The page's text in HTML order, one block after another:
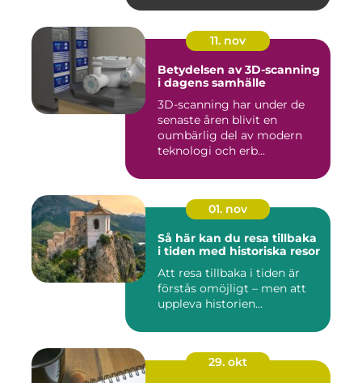
11. nov
Betydelsen av 3D-scanning
i dagens samhälle
3D-scanning har under de
senaste åren blivit en
oumbärlig del av modern
teknologi och erb...
01. nov
Så här kan du resa tillbaka
i tiden med historiska resor
Att resa tillbaka i tiden är
förstås omöjligt – men att
uppleva historien...
29. okt